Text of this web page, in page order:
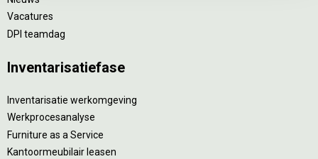
Vacatures
DPI teamdag
Inventarisatiefase
Inventarisatie werkomgeving
Werkprocesanalyse
Furniture as a Service
Kantoormeubilair leasen